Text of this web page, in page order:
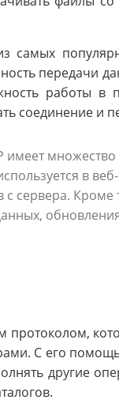
самых
передачи
работы
соединение и
имеет
в
сервера. Кроме
протоколом,
С его
другие